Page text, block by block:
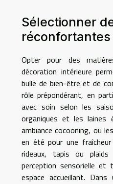
Sélectionner
réconfortantes
Opter pour des
décoration intérieure
bulle de bien-être et de
rôle prépondérant, en
avec soin selon les
organiques et les laines
ambiance cocooning, ou
en été pour une
rideaux, tapis ou
perception sensorielle et
espace accueillant.